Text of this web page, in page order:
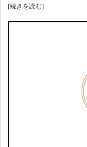
[続きを読む]